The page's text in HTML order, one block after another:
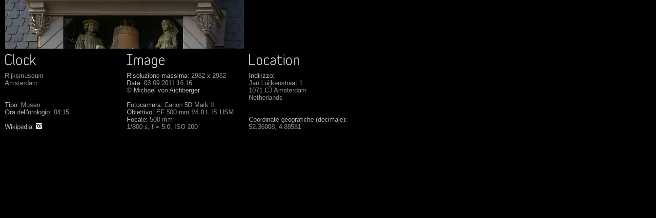
Rijksmuseum
Amsterdam
Tipo: Museo
Ora dell'orologio: 04:15
Wikipedia:
Risoluzione massima: 2982 x 2982
Data: 03.09.2011 16:16
© Michael von Aichberger
Fotocamera: Canon 5D Mark II
Obiettivo: EF 500 mm f/4.0 L IS USM
Focale: 500 mm
1/800 s, f = 5.0, ISO 200
Indirizzo:
Jan Luijkenstraat 1
1071 CJ Amsterdam
Netherlands
Coordinate geografiche (decimale):
52.36008, 4.88581